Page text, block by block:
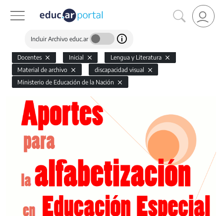
Incluir Archivo educ.ar
Docentes Inicial
Lengua y Literatura
Material de archivo
discapacidad visual
Ministerio de Educación de la Nación